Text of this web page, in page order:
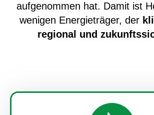
aufgenommen hat. Damit ist
wenigen Energieträger, der
regional und